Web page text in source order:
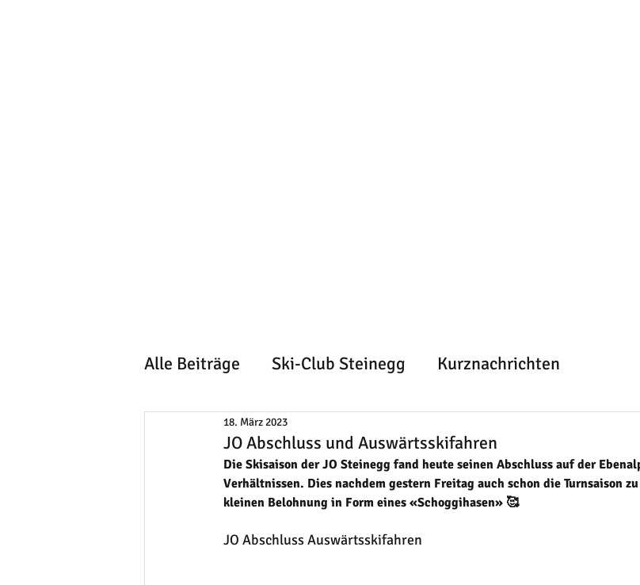
Alle Beiträge Ski-Club Steinegg Kurznachrichten
JO Abschluss und Auswärtsskifahren
18. März 2023
Die Skisaison der JO Steinegg fand heute seinen Abschluss auf der
Verhältnissen. Dies nachdem gestern Freitag auch schon die Turnsaison
kleinen Belohnung in Form eines «Schoggihasen» 🥰
JO Abschluss Auswärtsskifahren